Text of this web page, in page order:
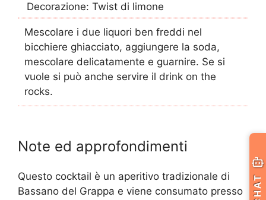
Decorazione: Twist di limone
Mescolare i due liquori ben freddi nel
bicchiere ghiacciato, aggiungere la soda,
mescolare delicatamente e guarnire. Se si
vuole si può anche servire il drink on the
rocks.
Note ed approfondimenti
Questo cocktail è un aperitivo tradizionale di
Bassano del Grappa e viene consumato presso
CHAT